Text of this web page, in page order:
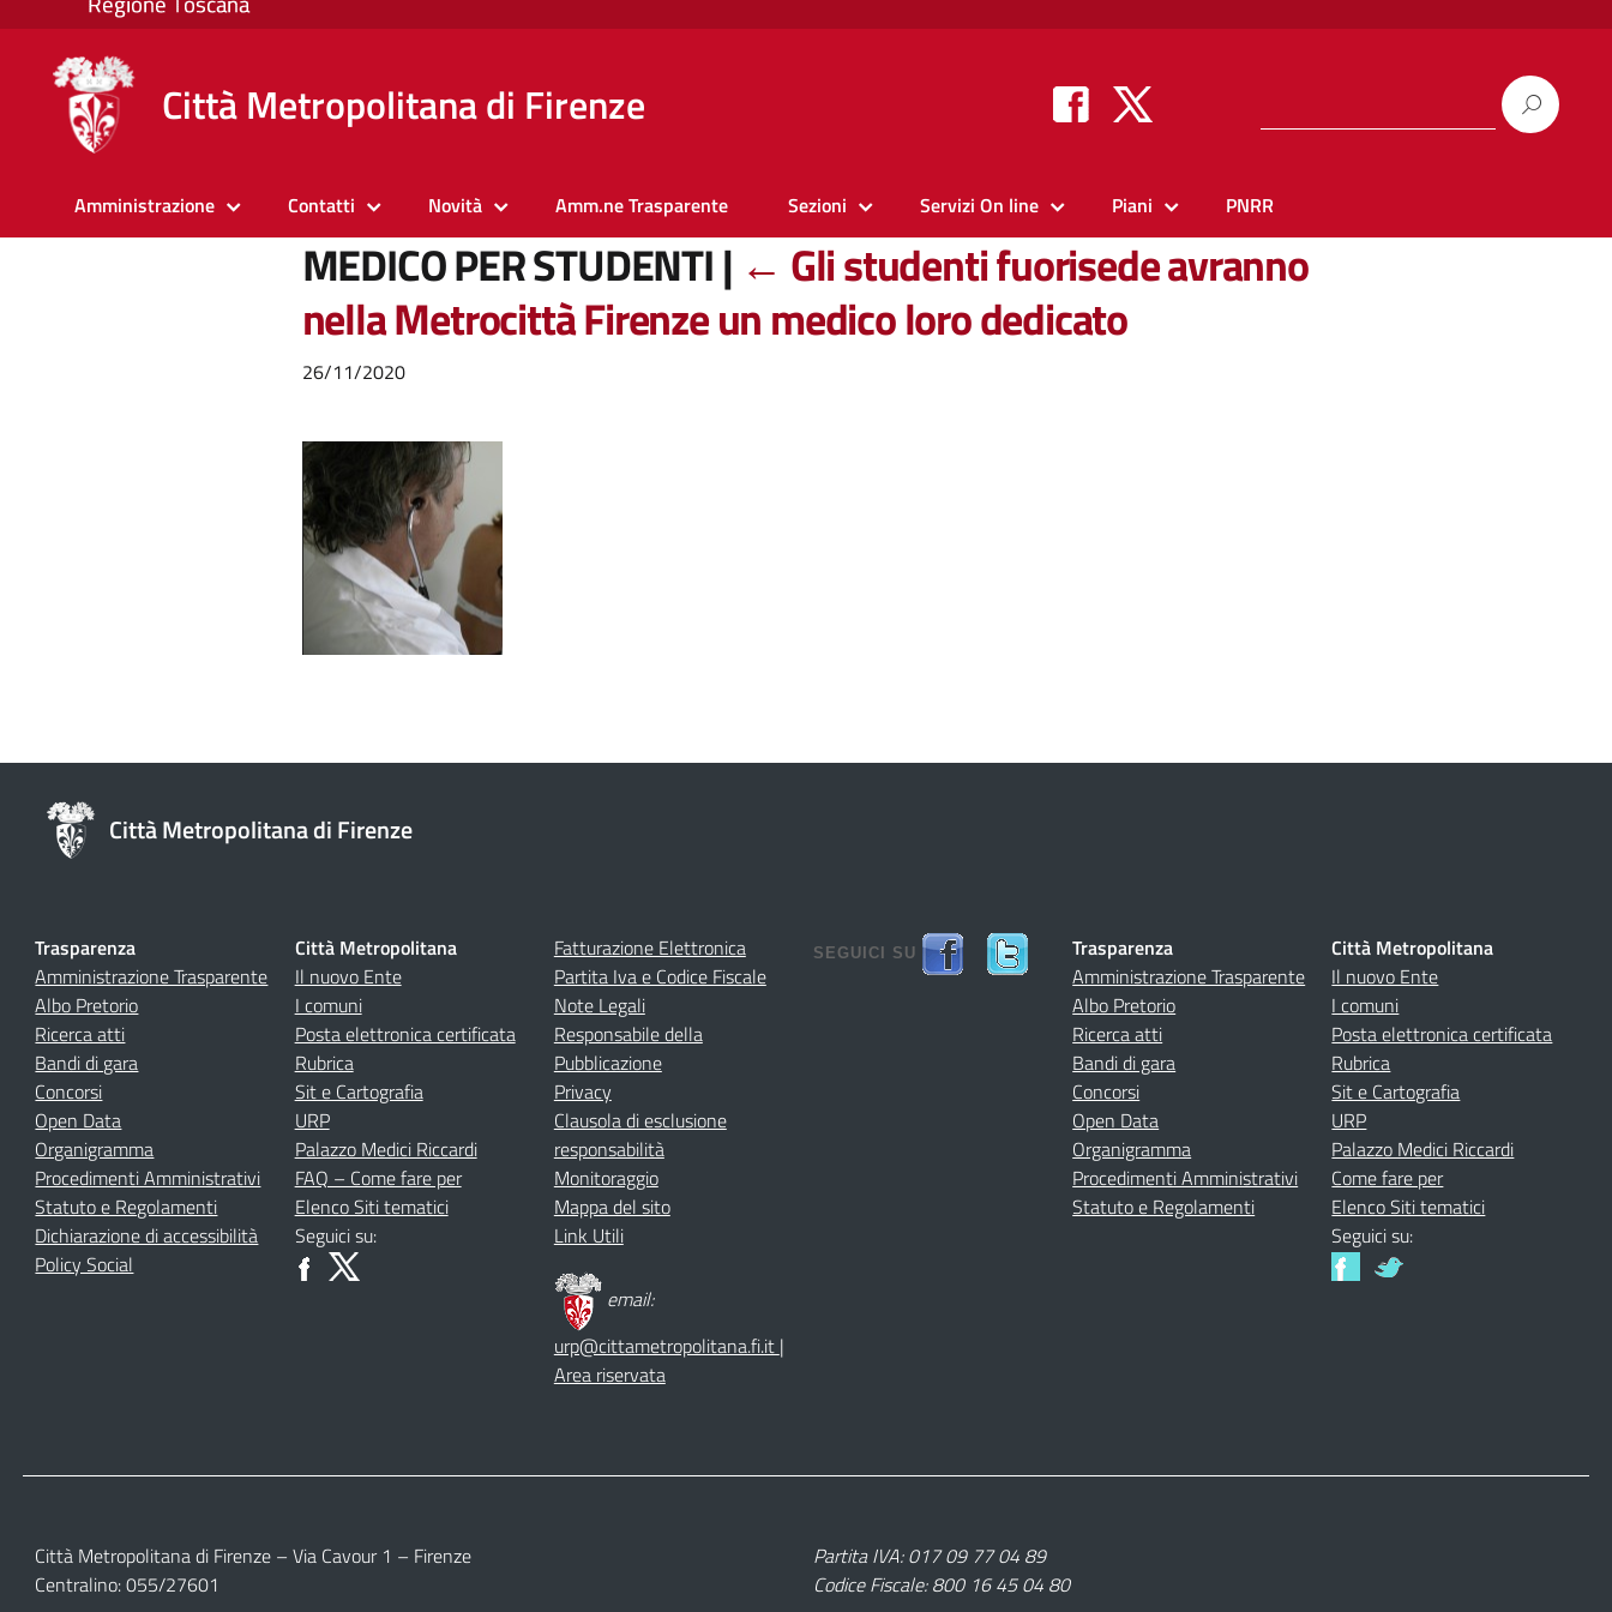
Città Metropolitana di Firenze
Amministrazione Contatti Novità Amm.ne Trasparente Sezioni Servizi On line Piani PNRR
MEDICO PER STUDENTI| ← Gli studenti fuorisede avranno
nella Metrocittà Firenze un medico loro dedicato
26/11/2020
Città Metropolitana di Firenze
Trasparenza
Amministrazione Trasparente
Albo Pretorio
Ricerca atti
Bandi di gara
Concorsi
Open Data
Organigramma
Procedimenti Amministrativi
Statuto e Regolamenti
Dichiarazione di accessibilità
Policy Social
Città Metropolitana
Il nuovo Ente
I comuni
Posta elettronica certificata
Rubrica
Sit e Cartografia
URP
Palazzo Medici Riccardi
FAQ – Come fare per
Elenco Siti tematici
Seguici su:
Fatturazione Elettronica
Partita Iva e Codice Fiscale
Note Legali
Responsabile della
Pubblicazione
Privacy
Clausola di esclusione
responsabilità
Monitoraggio
Mappa del sito
Link Utili
email:
urp@cittametropolitana.fi.it |
Area riservata
SEGUICI SU
Trasparenza
Amministrazione Trasparente
Albo Pretorio
Ricerca atti
Bandi di gara
Concorsi
Open Data
Organigramma
Procedimenti Amministrativi
Statuto e Regolamenti
Città Metropolitana
Il nuovo Ente
I comuni
Posta elettronica certificata
Rubrica
Sit e Cartografia
URP
Palazzo Medici Riccardi
Come fare per
Elenco Siti tematici
Seguici su:
Città Metropolitana di Firenze – Via Cavour 1 – Firenze
Centralino: 055/27601
Partita IVA: 017 09 77 04 89
Codice Fiscale: 800 16 45 04 80